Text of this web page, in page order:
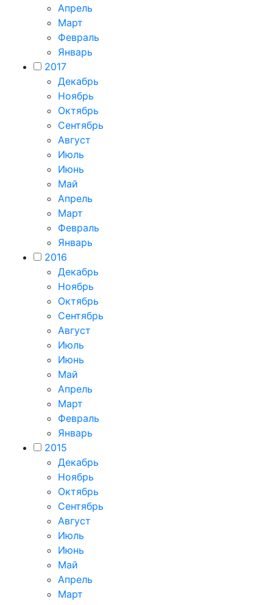
Апрель
Март
Февраль
Январь
2017
Декабрь
Ноябрь
Октябрь
Сентябрь
Август
Июль
Июнь
Май
Апрель
Март
Февраль
Январь
2016
Декабрь
Ноябрь
Октябрь
Сентябрь
Август
Июль
Июнь
Май
Апрель
Март
Февраль
Январь
2015
Декабрь
Ноябрь
Октябрь
Сентябрь
Август
Июль
Июнь
Май
Апрель
Март